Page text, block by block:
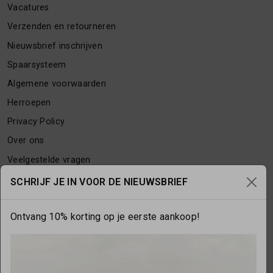
Vacatures
Verzenden en retourneren
Nieuwsbrief inschrijven
Spaarsysteem
Algemene voorwaarden
Herroepen
Privacy Policy
Over ons
Veelgestelde vragen
Contact
OPENINGSTIJDEN
SCHRIJF JE IN VOOR DE NIEUWSBRIEF
Ontvang 10% korting op je eerste aankoop!